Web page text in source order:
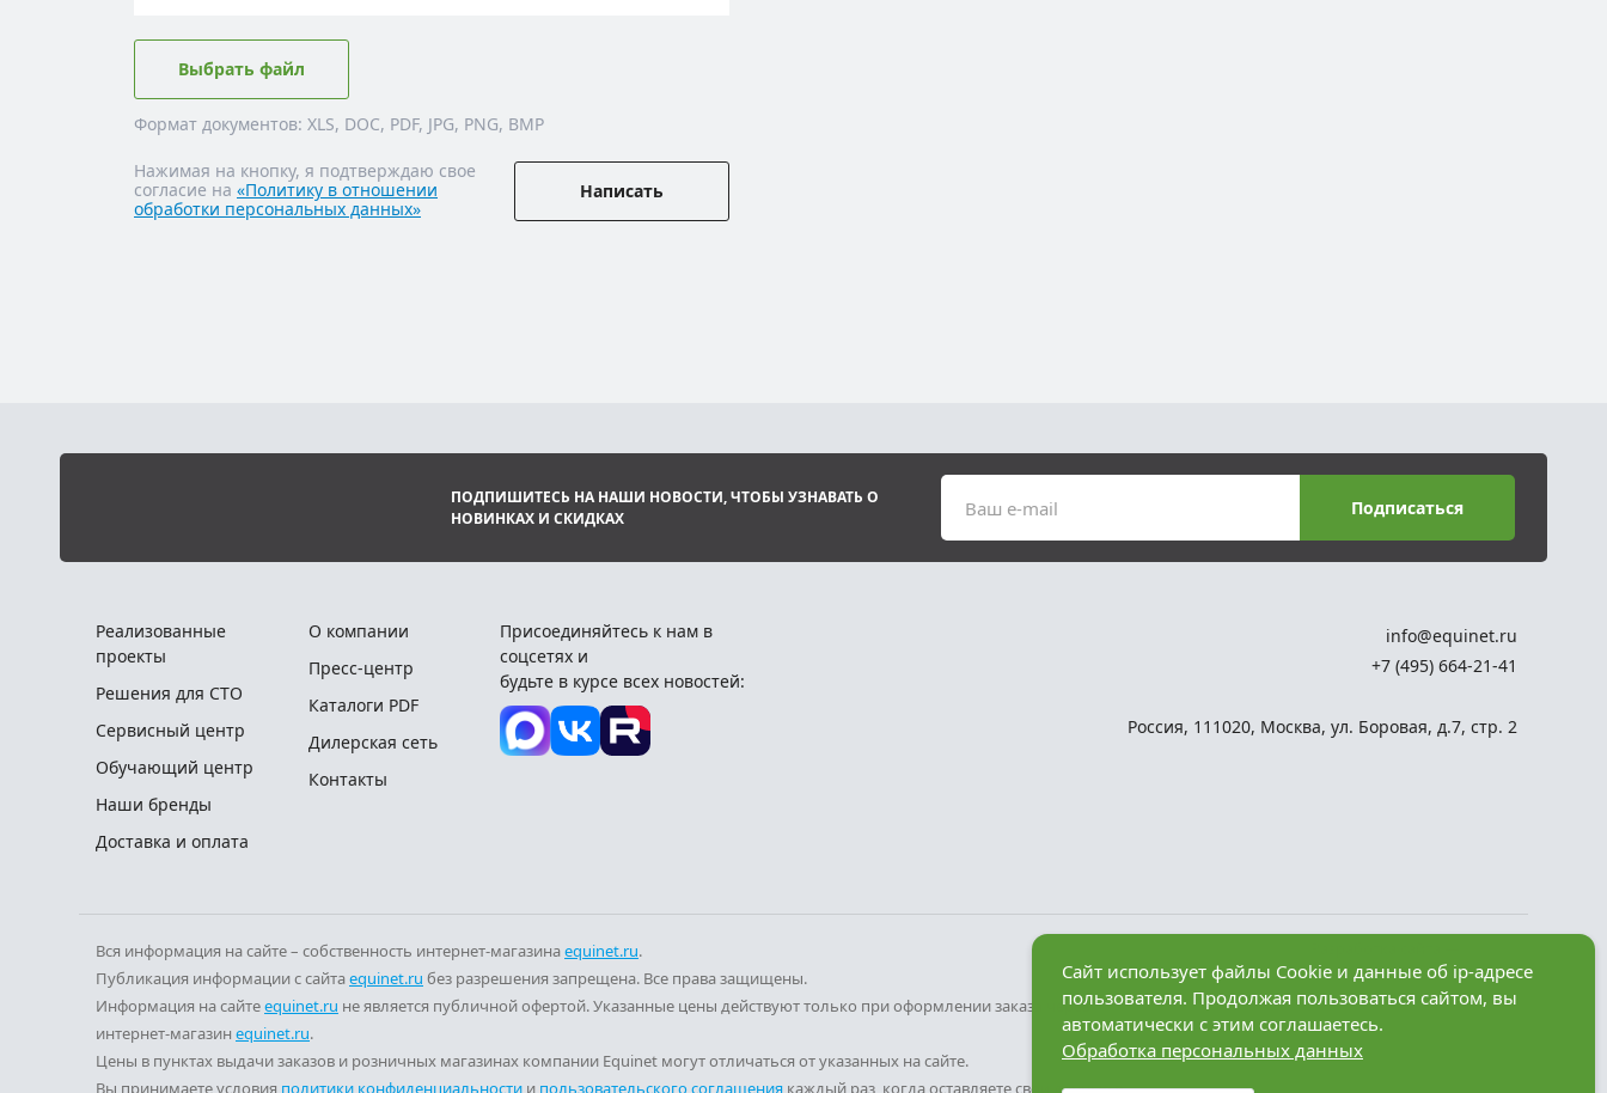
Выбрать файл
Формат документов: XLS, DOC, PDF, JPG, PNG, BMP
Нажимая на кнопку, я подтверждаю свое
согласие на «Политику в отношении
обработки персональных данных»
Написать
ПОДПИШИТЕСЬ НА НАШИ НОВОСТИ, ЧТОБЫ УЗНАВАТЬ О
НОВИНКАХ И СКИДКАХ
Ваш e-mail Подписаться
Реализованные
проекты
Решения для СТО
Сервисный центр
Обучающий центр
Наши бренды
Доставка и оплата
О компании
Пресс-центр
Каталоги PDF
Дилерская сеть
Контакты
Присоединяйтесь к нам в
соцсетях и
будьте в курсе всех новостей:
info@equinet.ru
+7 (495) 664-21-41
Россия, 111020, Москва, ул. Боровая, д.7, стр. 2
Вся информация на сайте – собственность интернет-магазинаequinet.ru.
Публикация информации с сайтаequinet.ru без разрешения запрещена. Все права защищены.
Информация на сайтеequinet.ru не является публичной офертой. Указанные цены действуют только при оформлении заказа через
интернет-магазин equinet.ru.
Цены в пунктах выдачи заказов и розничных магазинах компании Equinet могут отличаться от указанных на сайте.
Вы принимаете условия политики конфиденциальности и пользовательского соглашения каждый раз, когда оставляете свои данные в
компания «Факт»
Сайт использует файлы Cookie и данные об ip-адресе
пользователя. Продолжая пользоваться сайтом, вы
автоматически с этим соглашаетесь.
Обработка персональных данных